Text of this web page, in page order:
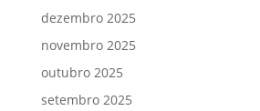
dezembro 2025
novembro 2025
outubro 2025
setembro 2025